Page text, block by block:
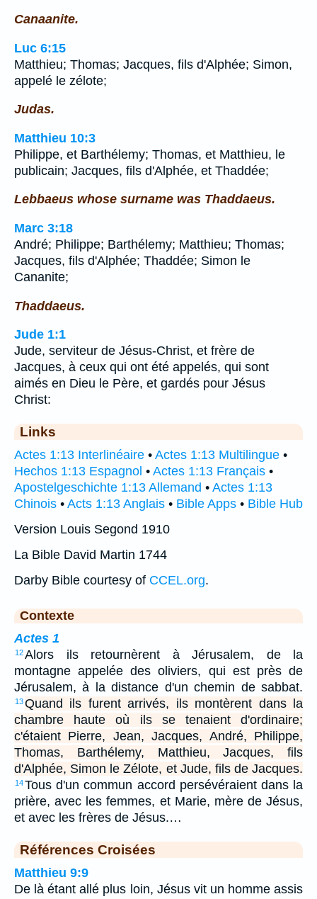
Canaanite.
Luc 6:15
Matthieu; Thomas; Jacques, fils d'Alphée; Simon,
appelé le zélote;
Judas.
Matthieu 10:3
Philippe, et Barthélemy; Thomas, et Matthieu, le
publicain; Jacques, fils d'Alphée, et Thaddée;
Lebbaeus whose surname was Thaddaeus.
Marc 3:18
André; Philippe; Barthélemy; Matthieu; Thomas;
Jacques, fils d'Alphée; Thaddée; Simon le
Cananite;
Thaddaeus.
Jude 1:1
Jude, serviteur de Jésus-Christ, et frère de
Jacques, à ceux qui ont été appelés, qui sont
aimés en Dieu le Père, et gardés pour Jésus
Christ:
Links
Actes 1:13 Interlinéaire • Actes 1:13 Multilingue •
Hechos 1:13 Espagnol • Actes 1:13 Français •
Apostelgeschichte 1:13 Allemand • Actes 1:13
Chinois • Acts 1:13 Anglais • Bible Apps • Bible Hub
Version Louis Segond 1910
La Bible David Martin 1744
Darby Bible courtesy of CCEL.org.
Contexte
Actes 1
12Alors ils retournèrent à Jérusalem, de la
montagne appelée des oliviers, qui est près de
Jérusalem, à la distance d'un chemin de sabbat.
13Quand ils furent arrivés, ils montèrent dans la
chambre haute où ils se tenaient d'ordinaire;
c'étaient Pierre, Jean, Jacques, André, Philippe,
Thomas, Barthélemy, Matthieu, Jacques, fils
d'Alphée, Simon le Zélote, et Jude, fils de Jacques.
14Tous d'un commun accord persévéraient dans la
prière, avec les femmes, et Marie, mère de Jésus,
et avec les frères de Jésus.…
Références Croisées
Matthieu 9:9
De là étant allé plus loin, Jésus vit un homme assis